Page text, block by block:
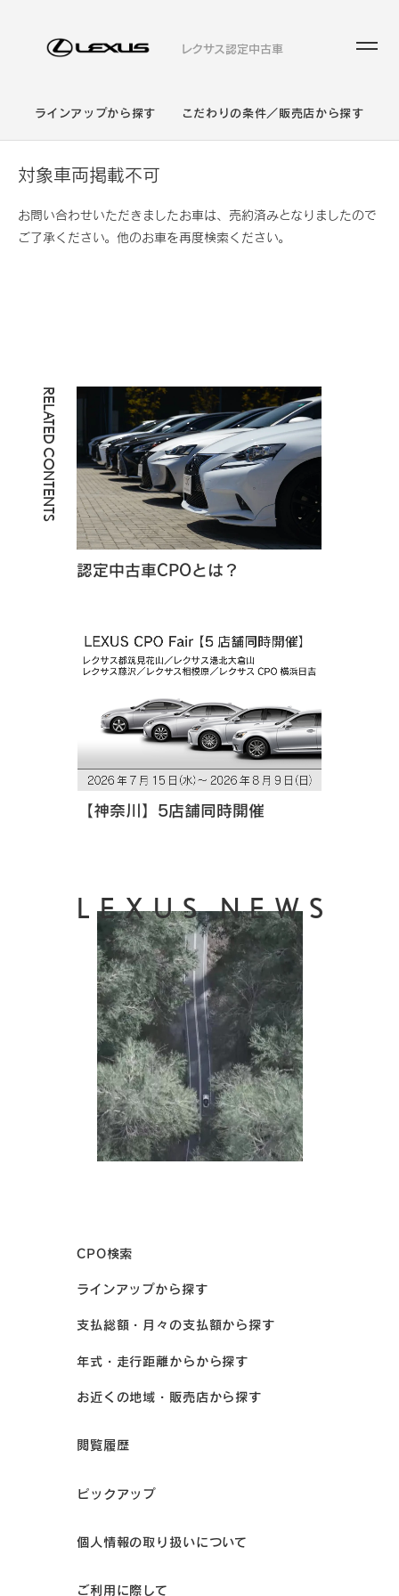
レクサス認定中古車
ラインアップから探す こだわりの条件／販売店から探す
対象車両掲載不可
お問い合わせいただきましたお車は、売約済みとなりましたので
ご了承ください。他のお車を再度検索ください。
RELATED CONTENTS
認定中古車CPOとは？
【神奈川】5店舗同時開催
LEXUS NEWS
CPO検索
ラインアップから探す
支払総額・月々の支払額から探す
年式・走行距離からから探す
お近くの地域・販売店から探す
閲覧履歴
ピックアップ
個人情報の取り扱いについて
ご利用に際して